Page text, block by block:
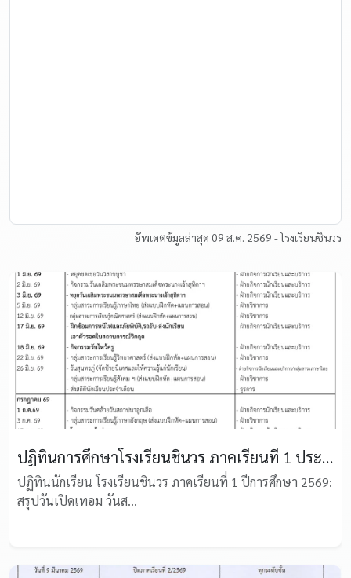
อัพเดตข้มูลล่าสุด 09 ส.ค. 2569 - โรงเรียนชินวร
ปฏิทินการศึกษาโรงเรียนชินวร ภาคเรียนที่ 1 ประจำปีการศึกษา 2569
ปฏิทินนักเรียน โรงเรียนชินวร ภาคเรียนที่ 1 ปีการศึกษา 2569:
สรุปวันเปิดเทอม วันส...